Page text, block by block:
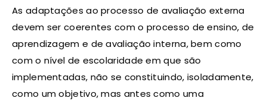
As adaptações ao processo de avaliação externa
devem ser coerentes com o processo de ensino, de
aprendizagem e de avaliação interna, bem como
com o nível de escolaridade em que são
implementadas, não se constituindo, isoladamente,
como um objetivo, mas antes como uma